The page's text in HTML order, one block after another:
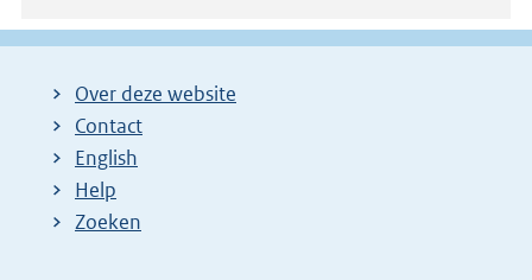
Over deze website
Contact
English
Help
Zoeken